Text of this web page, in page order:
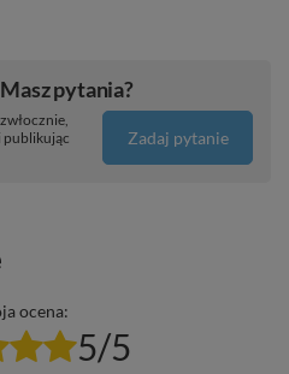
pytania?
publikując
Zadaj pytanie
ocena:
5/5